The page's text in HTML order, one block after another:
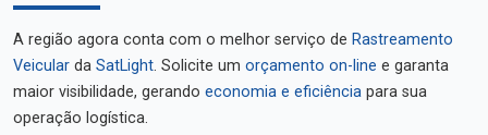
A região agora conta com o melhor serviço de Rastreamento
Veicular da SatLight. Solicite um orçamento on-line e garanta
maior visibilidade, gerando economia e eficiência para sua
operação logística.